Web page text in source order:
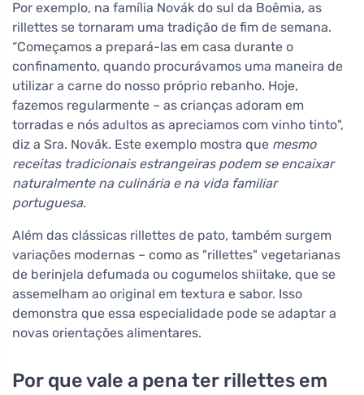
Por exemplo, na família Novák do sul da Boêmia, as
rillettes se tornaram uma tradição de fim de semana.
“Começamos a prepará-las em casa durante o
confinamento, quando procurávamos uma maneira de
utilizar a carne do nosso próprio rebanho. Hoje,
fazemos regularmente – as crianças adoram em
torradas e nós adultos as apreciamos com vinho tinto",
diz a Sra. Novák. Este exemplo mostra que mesmo
receitas tradicionais estrangeiras podem se encaixar
naturalmente na culinária e na vida familiar
portuguesa.
Além das clássicas rillettes de pato, também surgem
variações modernas – como as "rillettes" vegetarianas
de berinjela defumada ou cogumelos shiitake, que se
assemelham ao original em textura e sabor. Isso
demonstra que essa especialidade pode se adaptar a
novas orientações alimentares.
Por que vale a pena ter rillettes em